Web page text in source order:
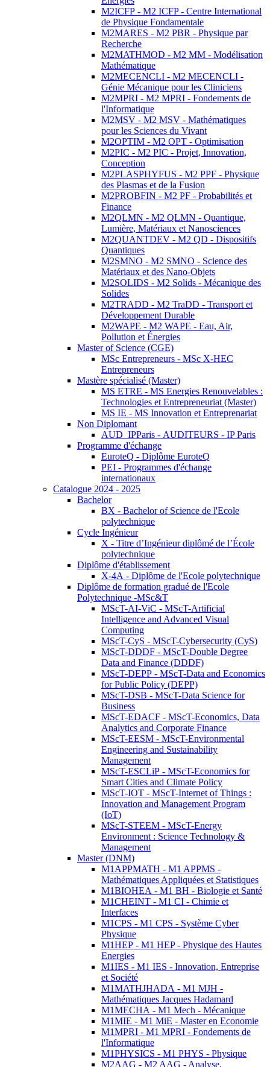
M2ICFP - M2 ICFP - Centre International
de Physique Fondamentale
M2MARES - M2 PBR - Physique par
Recherche
M2MATHMOD - M2 MM - Modélisation
Mathématique
M2MECENCLI - M2 MECENCLI -
Génie Mécanique pour les Cliniciens
M2MPRI - M2 MPRI - Fondements de
l'Informatique
M2MSV - M2 MSV - Mathématiques
pour les Sciences du Vivant
M2OPTIM - M2 OPT - Optimisation
M2PIC - M2 PIC - Projet, Innovation,
Conception
M2PLASPHYFUS - M2 PPF - Physique
des Plasmas et de la Fusion
M2PROBFIN - M2 PF - Probabilités et
Finance
M2QLMN - M2 QLMN - Quantique,
Lumière, Matériaux et Nanosciences
M2QUANTDEV - M2 QD - Dispositifs
Quantiques
M2SMNO - M2 SMNO - Science des
Matériaux et des Nano-Objets
M2SOLIDS - M2 Solids - Mécanique des
Solides
M2TRADD - M2 TraDD - Transport et
Développement Durable
M2WAPE - M2 WAPE - Eau, Air,
Pollution et Énergies
Master of Science (CGE)
MSc Entrepreneurs - MSc X-HEC
Entrepreneurs
Mastère spécialisé (Master)
MS ETRE - MS Energies Renouvelables :
Technologies et Entrepreneuriat (Master)
MS IE - MS Innovation et Entreprenariat
Non Diplomant
AUD_IPParis - AUDITEURS - IP Paris
Programme d'échange
EuroteQ - Diplôme EuroteQ
PEI - Programmes d'échange
internationaux
Catalogue 2024 - 2025
Bachelor
BX - Bachelor of Science de l'Ecole
polytechnique
Cycle Ingénieur
X - Titre d’Ingénieur diplômé de l’École
polytechnique
Diplôme d'établissement
X-4A - Diplôme de l'Ecole polytechnique
Diplôme de formation gradué de l'Ecole
Polytechnique -MSc&T
MScT-AI-ViC - MScT-Artificial
Intelligence and Advanced Visual
Computing
MScT-CyS - MScT-Cybersecurity (CyS)
MScT-DDDF - MScT-Double Degree
Data and Finance (DDDF)
MScT-DEPP - MScT-Data and Economics
for Public Policy (DEPP)
MScT-DSB - MScT-Data Science for
Business
MScT-EDACF - MScT-Economics, Data
Analytics and Corporate Finance
MScT-EESM - MScT-Environmental
Engineering and Sustainability
Management
MScT-ESCLiP - MScT-Economics for
Smart Cities and Climate Policy
MScT-IOT - MScT-Internet of Things :
Innovation and Management Program
(IoT)
MScT-STEEM - MScT-Energy
Environment : Science Technology &
Management
Master (DNM)
M1APPMATH - M1 APPMS -
Mathématiques Appliquées et Statistiques
M1BIOHEA - M1 BH - Biologie et Santé
M1CHEINT - M1 CI - Chimie et
Interfaces
M1CPS - M1 CPS - Système Cyber
Physique
M1HEP - M1 HEP - Physique des Hautes
Energies
M1IES - M1 IES - Innovation, Entreprise
et Société
M1MATHJHADA - M1 MJH -
Mathématiques Jacques Hadamard
M1MECHA - M1 Mech - Mécanique
M1MIE - M1 MiE - Master en Economie
M1MPRI - M1 MPRI - Fondements de
l'Informatique
M1PHYSICS - M1 PHYS - Physique
M2AAG - M2 AAG - Analyse,